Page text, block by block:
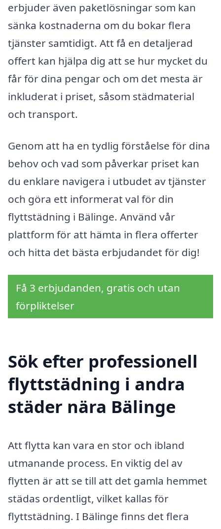
erbjuder även paketlösningar som kan
sänka kostnaderna om du bokar flera
tjänster samtidigt. Att få en detaljerad
offert kan hjälpa dig att se hur mycket du
får för dina pengar och om det mesta är
inkluderat i priset, såsom städmaterial
och transport.
Genom att ha en tydlig förståelse för dina
behov och vad som påverkar priset kan
du enklare navigera i utbudet av tjänster
och göra ett informerat val för din
flyttstädning i Bälinge. Använd vår
plattform för att hämta in flera offerter
och hitta det bästa erbjudandet för dig!
Få 3 erbjudanden, gratis och utan
förpliktelser
Sök efter professionell
flyttstädning i andra
städer nära Bälinge
Att flytta kan vara en stor och ibland
utmanande process. En viktig del av
flytten är att se till att det gamla hemmet
städas ordentligt, vilket kallas för
flyttstädning. I Bälinge finns det flera